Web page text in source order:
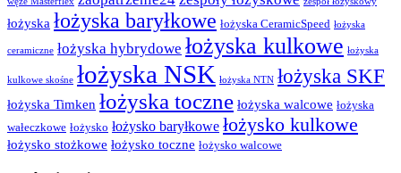
łożyska łożyska baryłkowe łożyska CeramicSpeed łożyska
ceramiczne łożyska hybrydowe łożyska kulkowe łożyska
kulkowe skośne łożyska NSK łożyska NTN łożyska SKF
łożyska Timken łożyska toczne łożyska walcowe łożyska
wałeczkowe łożysko łożysko baryłkowe łożysko kulkowe
łożysko stożkowe łożysko toczne łożysko walcowe